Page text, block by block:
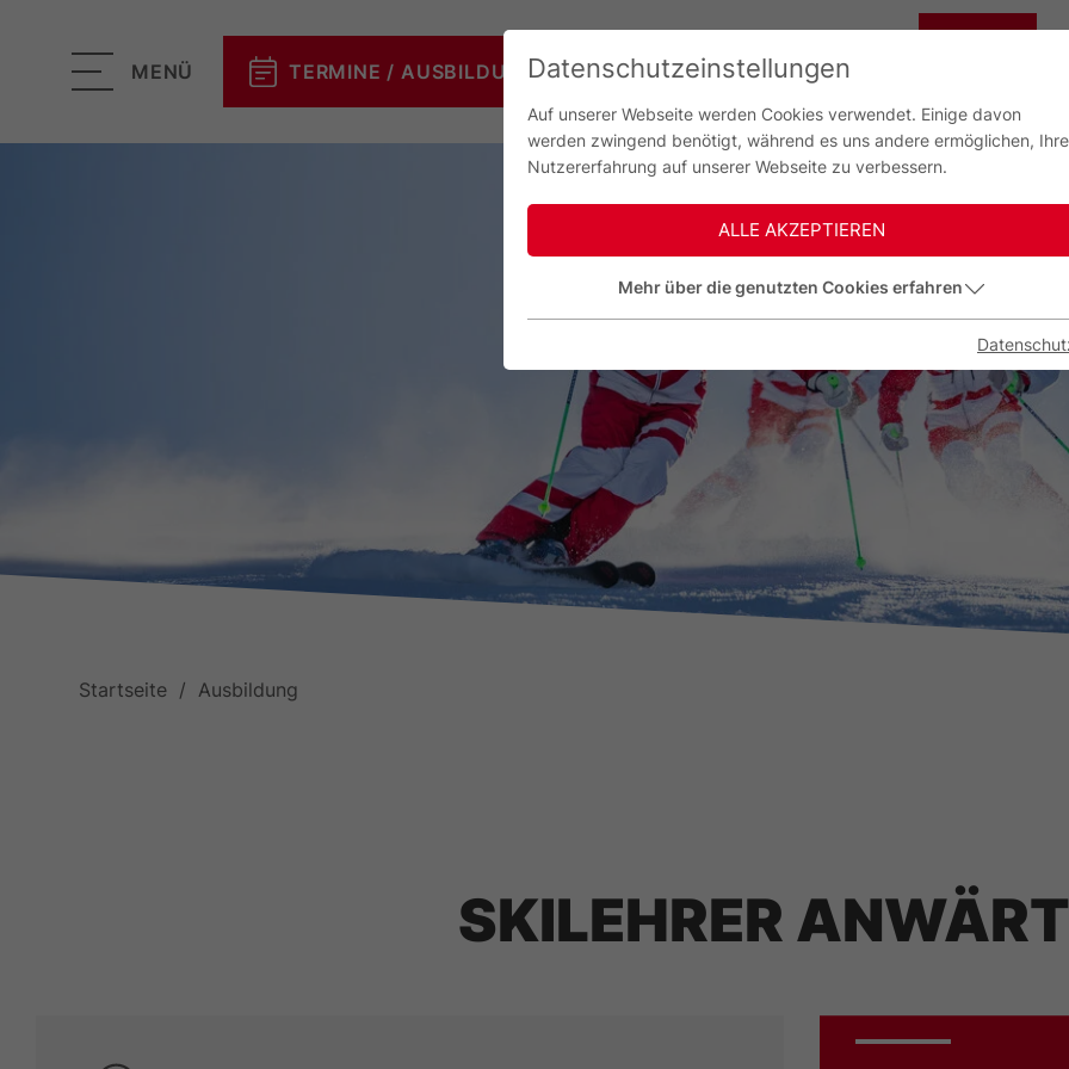
MENÜ TERMINE / AUSBILDUNG
Startseite Ausbildung
SKILEHRER
Datenschutzeinstellungen
Auf unserer Webseite werden Cookies verwendet. Einige davon
werden zwingend benötigt, während es uns andere ermöglichen, Ihre
Nutzererfahrung auf unserer Webseite zu verbessern.
ALLE AKZEPTIEREN
Mehr über die genutzten Cookies erfahren